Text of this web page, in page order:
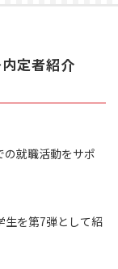
定者紹介
の就職活動をサポ
生を第7弾として紹